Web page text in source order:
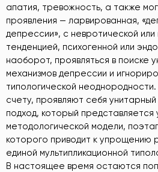
апатия, тревожность, а также
проявления — ларвированная,
депрессии», с невротической или
тенденцией, психогенной или
наоборот, проявляться в поиске
механизмов депрессии и
типологической
счету, проявляют себя унитарный
подход, который
методологической модели,
которого приводит к упрощению
единой мультипликационной
В настоящее время остаются